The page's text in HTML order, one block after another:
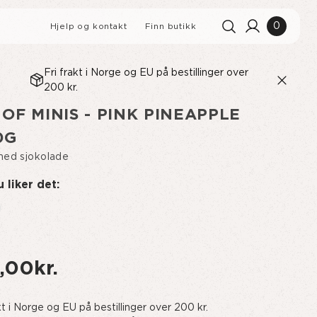
MED
Hjelp og kontakt Finn butikk 0
Fri frakt i Norge og EU på bestillinger over
200 kr.
Søkeresultater
OF MINIS - PINK PINEAPPLE
sjokolade
liker det:
i Norge og EU på bestillinger over 200 kr.